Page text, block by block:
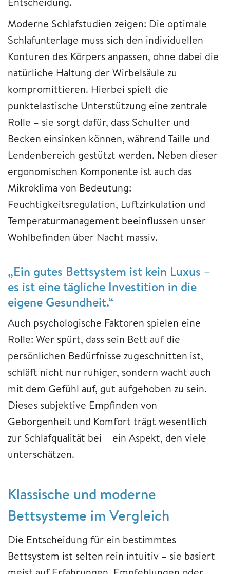
Moderne Schlafstudien zeigen: Die optimale
Schlafunterlage muss sich den individuellen
Konturen des Körpers anpassen, ohne dabei die
natürliche Haltung der Wirbelsäule zu
kompromittieren. Hierbei spielt die
punktelastische Unterstützung eine zentrale
Rolle – sie sorgt dafür, dass Schulter und
Becken einsinken können, während Taille und
Lendenbereich gestützt werden. Neben dieser
ergonomischen Komponente ist auch das
Mikroklima von Bedeutung:
Feuchtigkeitsregulation, Luftzirkulation und
Temperaturmanagement beeinflussen unser
Wohlbefinden über Nacht massiv.
„Ein gutes Bettsystem ist kein Luxus –
es ist eine tägliche Investition in die
eigene Gesundheit.“
Auch psychologische Faktoren spielen eine
Rolle: Wer spürt, dass sein Bett auf die
persönlichen Bedürfnisse zugeschnitten ist,
schläft nicht nur ruhiger, sondern wacht auch
mit dem Gefühl auf, gut aufgehoben zu sein.
Dieses subjektive Empfinden von
Geborgenheit und Komfort trägt wesentlich
zur Schlafqualität bei – ein Aspekt, den viele
unterschätzen.
Klassische und moderne
Bettsysteme im Vergleich
Die Entscheidung für ein bestimmtes
Bettsystem ist selten rein intuitiv – sie basiert